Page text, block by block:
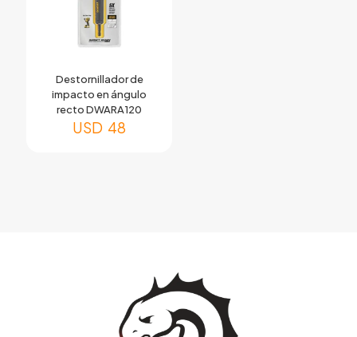
Destornillador de
impacto en ángulo
recto DWARA120
USD 48